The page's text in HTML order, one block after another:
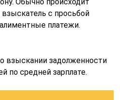
с просьбой
платежи.
взыскании задолженности
по средней зарплате.